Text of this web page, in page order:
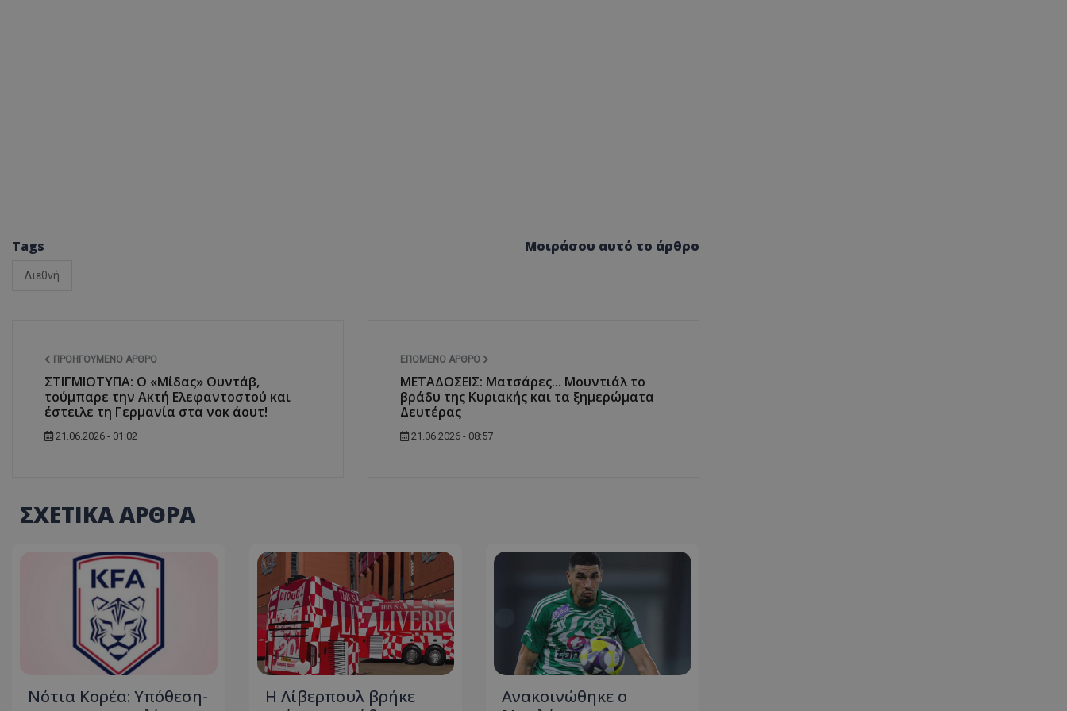
Tags
Διεθνή
Μοιράσου αυτό το άρθρο
ΠΡΟΗΓΟΎΜΕΝΟ ΆΡΘΡΟ
ΣΤΙΓΜΙΟΤΥΠΑ: Ο «Μίδας» Ουντάβ,
τούμπαρε την Ακτή Ελεφαντοστού και
έστειλε τη Γερμανία στα νοκ άουτ!
21.06.2026 - 01:02
ΕΠΌΜΕΝΟ ΆΡΘΡΟ
ΜΕΤΑΔΟΣΕΙΣ: Ματσάρες... Μουντιάλ το
βράδυ της Κυριακής και τα ξημερώματα
Δευτέρας
21.06.2026 - 08:57
ΣΧΕΤΙΚΑ ΑΡΘΡΑ
Νότια Κορέα: Υπόθεση-
Η Λίβερπουλ βρήκε
Ανακοινώθηκε ο